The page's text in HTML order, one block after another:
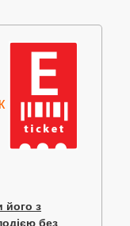
його з
без